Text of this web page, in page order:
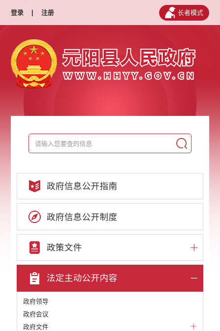
登录 | 注册 长者模式
政府信息公开指南
政府信息公开制度
政策文件
法定主动公开内容
政府领导
政府会议
政府文件